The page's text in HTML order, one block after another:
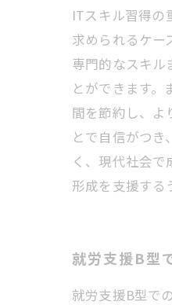
ITスキル習得の
求められるケー
専門的なスキル
とができます
間を節約し、よ
とで自信がつ
く、現代社会
形成を支援する
就労支援B型
就労支援B型で